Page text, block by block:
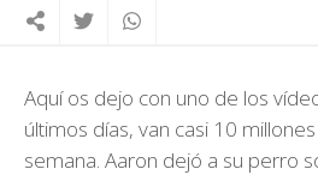
Aquí os dejo con uno de los
últimos días, van casi 10
semana. Aaron dejó a su perro